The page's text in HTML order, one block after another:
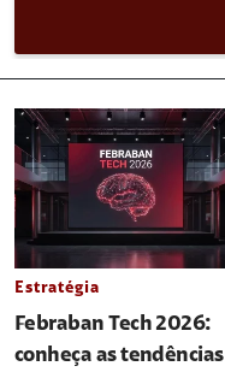
Estratégia
Febraban Tech 2026:
conheça as tendências